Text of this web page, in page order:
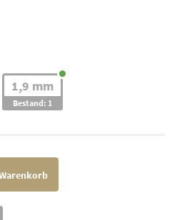
1,9 mm
Bestand: 1